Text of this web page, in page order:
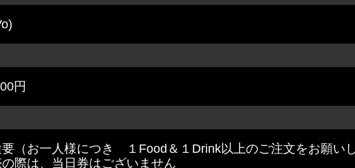
円
（お一人様につき １Food＆１Drink以上のご注文をお願い
際は、当日券はございません